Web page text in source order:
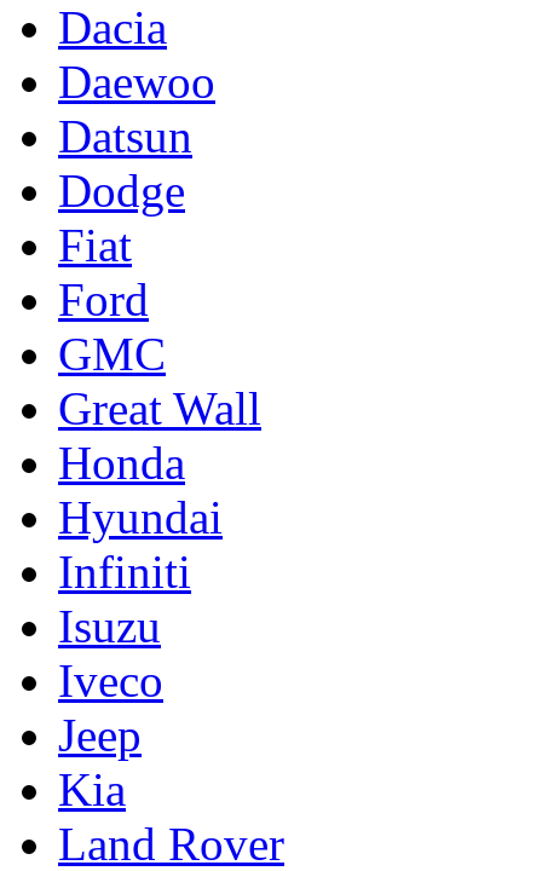
Dacia
Daewoo
Datsun
Dodge
Fiat
Ford
GMC
Great Wall
Honda
Hyundai
Infiniti
Isuzu
Iveco
Jeep
Kia
Land Rover